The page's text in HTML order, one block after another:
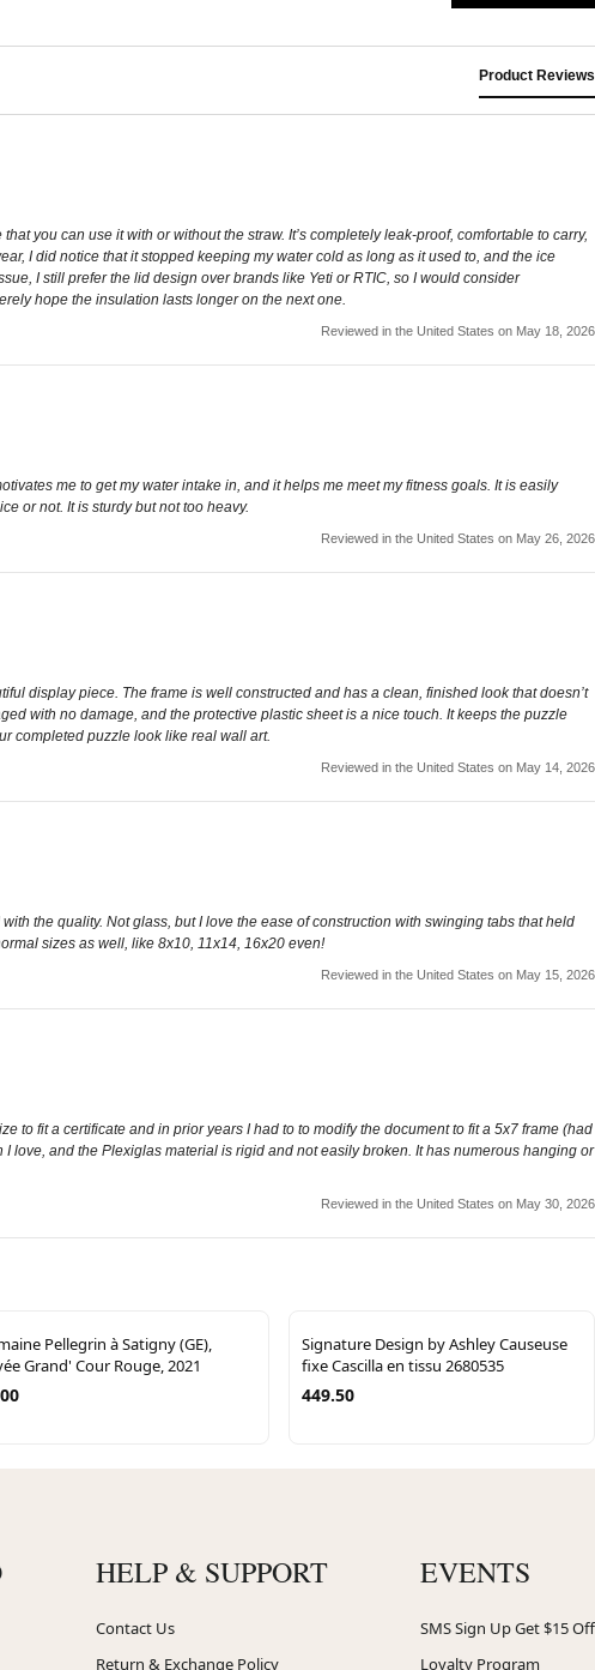
Product Reviews
you can use it with or without the straw. It’s completely leak-proof, comfortable to carry,
I did notice that it stopped keeping my water cold as long as it used to, and the ice
I still prefer the lid design over brands like Yeti or RTIC, so I would consider
hope the insulation lasts longer on the next one.
Reviewed in the United States on May 18, 2026
me to get my water intake in, and it helps me meet my fitness goals. It is easily
or not. It is sturdy but not too heavy.
Reviewed in the United States on May 26, 2026
display piece. The frame is well constructed and has a clean, finished look that doesn’t
with no damage, and the protective plastic sheet is a nice touch. It keeps the puzzle
completed puzzle look like real wall art.
Reviewed in the United States on May 14, 2026
the quality. Not glass, but I love the ease of construction with swinging tabs that held
sizes as well, like 8x10, 11x14, 16x20 even!
Reviewed in the United States on May 15, 2026
to fit a certificate and in prior years I had to to modify the document to fit a 5x7 frame (had
love, and the Plexiglas material is rigid and not easily broken. It has numerous hanging or
Reviewed in the United States on May 30, 2026
Pellegrin à Satigny (GE),
Grand' Cour Rouge, 2021
Signature Design by Ashley Causeuse
fixe Cascilla en tissu 2680535
449.50
HELP & SUPPORT
Contact Us
Return & Exchange Policy
EVENTS
SMS Sign Up Get $15 Off
Loyalty Program